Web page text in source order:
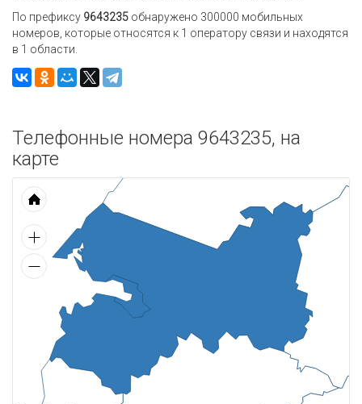
По префиксу 9643235 обнаружено 300000 мобильных
номеров, которые относятся к 1 оператору связи и находятся
в 1 области.
Телефонные номера 9643235, на
карте